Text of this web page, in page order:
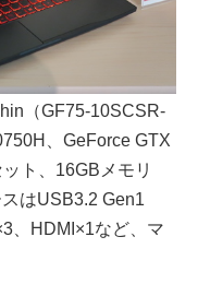
（GF75-10SCSR-
、GeForce GTX
ト、16GBメモリ
はUSB3.2 Gen1
、HDMI×1など、マ